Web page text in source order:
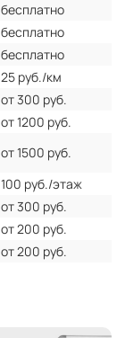
бесплатно
бесплатно
бесплатно
25 руб./км
от 300 руб.
от 1200 руб.
от 1500 руб.
100 руб./этаж
от 300 руб.
от 200 руб.
от 200 руб.